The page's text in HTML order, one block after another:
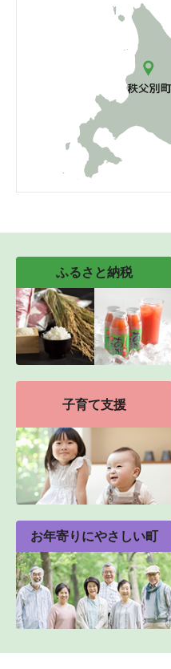
ふるさと納税
子育て支援
お年寄りにやさしい町